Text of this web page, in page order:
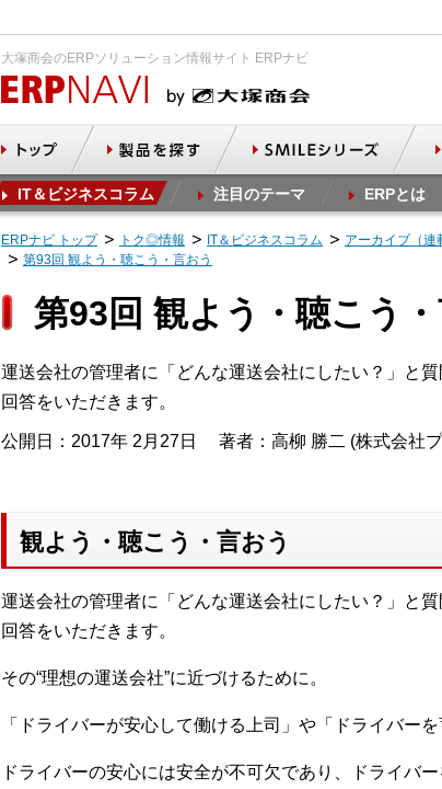
大塚商会のERPソリューション情報サイト ERPナビ
IT＆ビジネスコラム 注目のテーマ ERPとは
ERPナビ トップ トク◎情報 IT＆ビジネスコラム アーカイブ（連
第93回 観よう・聴こう・言おう
第93回 観よう・聴こう・
運送会社の管理者に「どんな運送会社にしたい？」と
回答をいただきます。
公開日：2017年 2月27日 著者：高柳 勝二 (株式会社
観よう・聴こう・言おう
運送会社の管理者に「どんな運送会社にしたい？」と
回答をいただきます。
その“理想の運送会社”に近づけるために。
「ドライバーが安心して働ける上司」や「ドライバー
ドライバーの安心には安全が不可欠であり、ドライバ